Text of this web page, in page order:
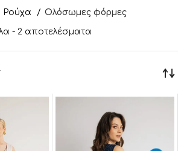
Ρούχα Oλόσωμες φόρμες
- 2 αποτελέσματα